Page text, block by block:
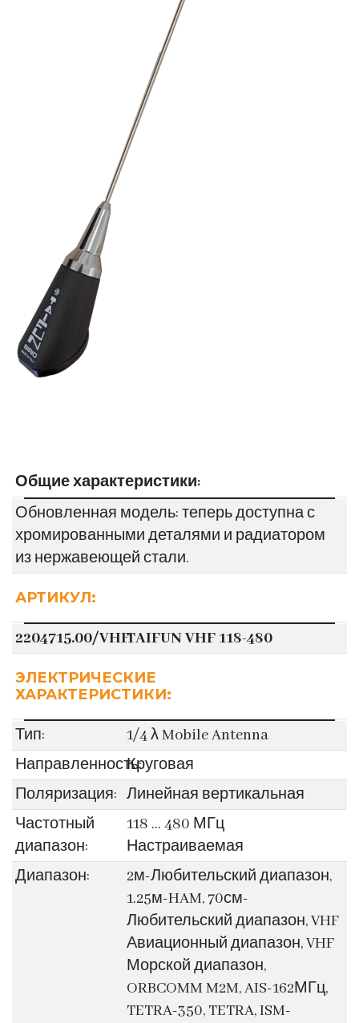
Общие характеристики:
Обновленная модель: теперь доступна с
хромированными деталями и радиатором
из нержавеющей стали.
АРТИКУЛ:
2204715.00/VHFTAIFUN VHF 118-480
ЭЛЕКТРИЧЕСКИЕ
ХАРАКТЕРИСТИКИ:
Тип:
1/4 λ Mobile Antenna
Направленность:Круговая
Поляризация: Линейная вертикальная
Частотный
диапазон:
118 … 480 МГц
Настраиваемая
Диапазон:
2м-Любительский диапазон,
1.25м-HAM, 70см-
Любительский диапазон, VHF
Авиационный диапазон, VHF
Морской диапазон,
ORBCOMM M2M, AIS-162МГц,
TETRA-350, TETRA, ISM-